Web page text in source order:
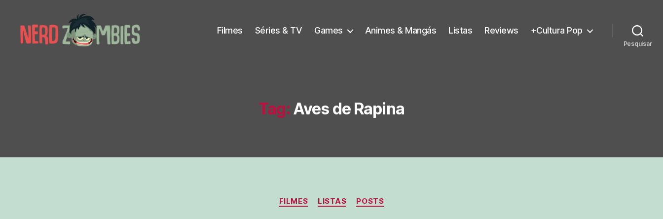
Filmes Séries & TV Games Animes & Mangás Listas Reviews +Cultura Pop
Pesquisar
Tag: Aves de Rapina
Categorias
FILMES LISTAS POSTS